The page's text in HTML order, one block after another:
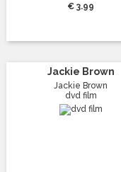
€ 3.99
Jackie Brown
Jackie Brown
dvd film